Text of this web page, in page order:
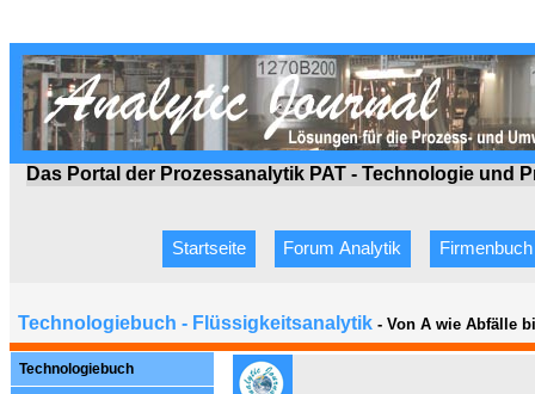
Das Portal der Prozessanalytik PAT - Technologie und
Startseite Forum Analytik Firmenbuch
Technologiebuch - Flüssigkeitsanalytik - Von A wie Abfälle
Technologiebuch